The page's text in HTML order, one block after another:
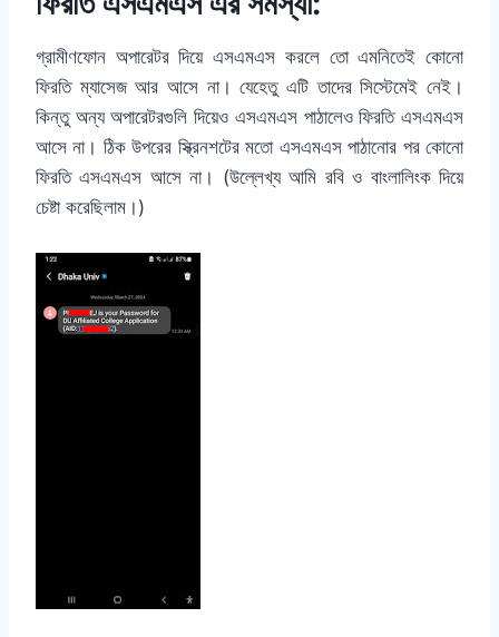
গ্রামীণফোন অপারেটর দিয়ে এসএমএস করলে তো এমনিতেই কোনো
ফিরতি ম্যাসেজ আর আসে না। যেহেতু এটি তাদের সিস্টেমেই নেই।
কিন্তু অন্য অপারেটরগুলি দিয়েও এসএমএস পাঠালেও ফিরতি এসএমএস
আসে না। ঠিক উপরের স্ক্রিনশটের মতো এসএমএস পাঠানোর পর কোনো
ফিরতি এসএমএস আসে না। (উল্লেখ্য আমি রবি ও বাংলালিংক দিয়ে
চেষ্টা করেছিলাম।)